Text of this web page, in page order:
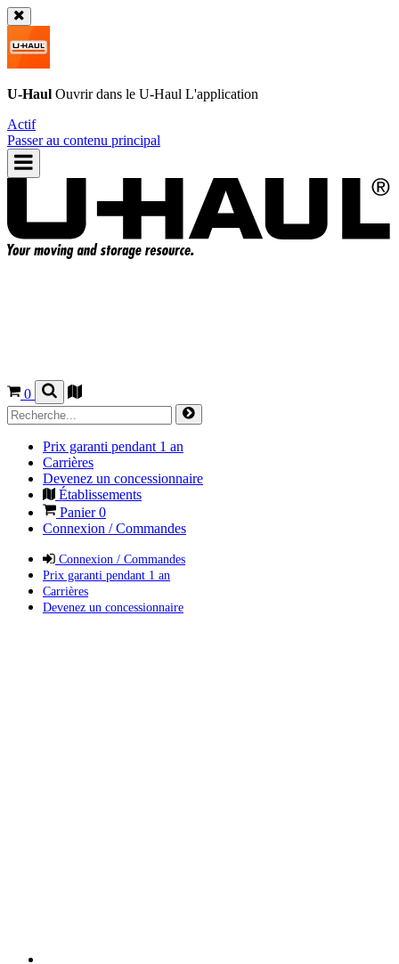
U-Haul Ouvrir dans le U-Haul L'application
Actif
Passer au contenu principal
0
Prix garanti pendant 1 an
Carrières
Devenez un concessionnaire
Établissements
Panier0
Connexion / Commandes
Connexion / Commandes
Prix garanti pendant 1 an
Carrières
Devenez un concessionnaire